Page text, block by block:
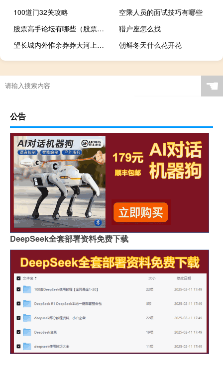
100道门32关攻略
空乘人员的面试技巧有哪些
股票高手论坛有哪些（股票高手）
猎户座怎么找
望长城内外惟余莽莽大河上下顿失滔滔修辞（望长城内外惟余莽莽大河上下顿失滔滔）
朝鲜冬天什么花开花
☚
公告
DeepSeek全套部署资料免费下载